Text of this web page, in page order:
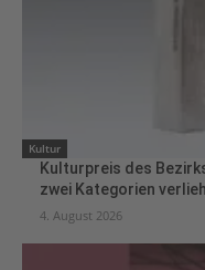
Kultur
Kulturpreis des
zwei Kategorien
4. August 2026